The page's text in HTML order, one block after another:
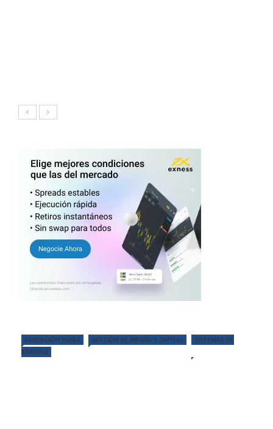
EDUCACIÓN FOREX GESTIÓN DE RIESGO Y CAPITAL
SISTEMAS DE
TRADING